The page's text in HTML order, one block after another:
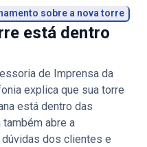
sobre a nova torre
está dentro
de Imprensa da
explica que sua torre
está dentro das
abre a
dos clientes e